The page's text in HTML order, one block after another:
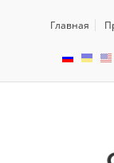
Главная